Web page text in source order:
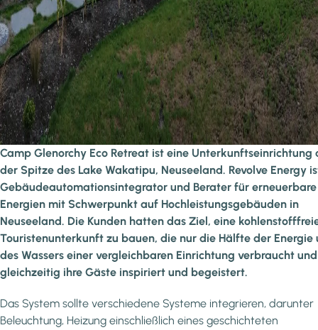
Camp Glenorchy Eco Retreat ist eine Unterkunftseinrichtung
der Spitze des Lake Wakatipu, Neuseeland. Revolve Energy
Gebäudeautomationsintegrator und Berater für erneuerbare
Energien mit Schwerpunkt auf Hochleistungsgebäuden in
Neuseeland. Die Kunden hatten das Ziel, eine
Touristenunterkunft zu bauen, die nur die Hälfte der Energie
des Wassers einer vergleichbaren Einrichtung verbraucht und
gleichzeitig ihre Gäste inspiriert und begeistert.
Das System sollte verschiedene Systeme integrieren, darunter
Beleuchtung, Heizung einschließlich eines geschichteten